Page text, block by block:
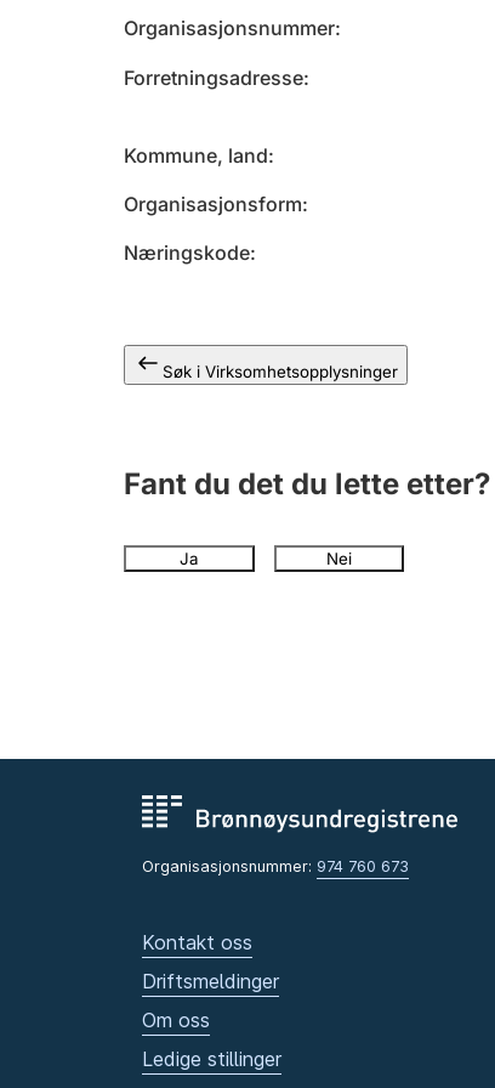
Organisasjonsnummer
Forretningsadresse
Kommune, land
Organisasjonsform
Næringskode
Søk i Virksomhetsopplysninger
Fant du det du lette etter?
Ja Nei
Organisasjonsnummer: 974 760 673
Kontakt oss
Driftsmeldinger
Om oss
Ledige stillinger